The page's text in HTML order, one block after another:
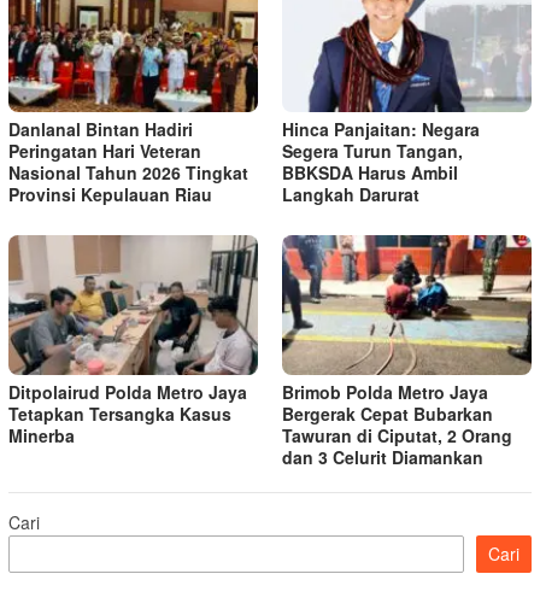
Danlanal Bintan Hadiri
Peringatan Hari Veteran
Nasional Tahun 2026 Tingkat
Provinsi Kepulauan Riau
Hinca Panjaitan: Negara
Segera Turun Tangan,
BBKSDA Harus Ambil
Langkah Darurat
Ditpolairud Polda Metro Jaya
Tetapkan Tersangka Kasus
Minerba
Brimob Polda Metro Jaya
Bergerak Cepat Bubarkan
Tawuran di Ciputat, 2 Orang
dan 3 Celurit Diamankan
Cari
Cari